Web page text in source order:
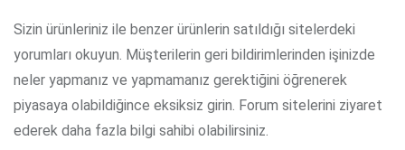
Sizin ürünleriniz ile benzer ürünlerin satıldığı sitelerdeki
yorumları okuyun. Müşterilerin geri bildirimlerinden işinizde
neler yapmanız ve yapmamanız gerektiğini öğrenerek
piyasaya olabildiğince eksiksiz girin. Forum sitelerini ziyaret
ederek daha fazla bilgi sahibi olabilirsiniz.